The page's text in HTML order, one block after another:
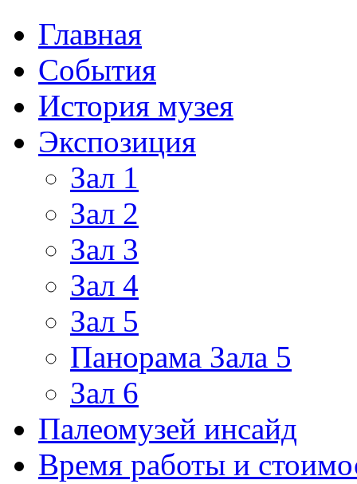
Главная
События
История музея
Экспозиция
Зал 1
Зал 2
Зал 3
Зал 4
Зал 5
Панорама Зала 5
Зал 6
Палеомузей инсайд
Время работы и